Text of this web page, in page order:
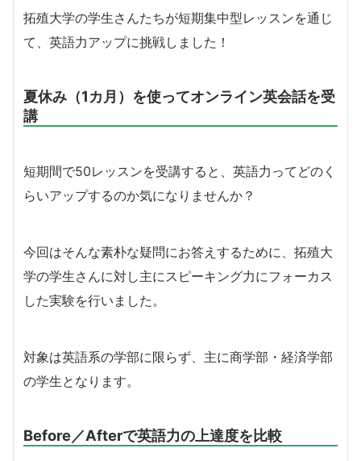
拓殖大学の学生さんたちが短期集中型レッスンを通じ
て、英語力アップに挑戦しました！
夏休み（1カ月）を使ってオンライン英会話を受
講
短期間で50レッスンを受講すると、英語力ってどのく
らいアップするのか気になりませんか？
今回はそんな素朴な疑問にお答えするために、拓殖大
学の学生さんに対し主にスピーキング力にフォーカス
した実験を行いました。
対象は英語系の学部に限らず、主に商学部・経済学部
の学生となります。
Before／Afterで英語力の上達度を比較